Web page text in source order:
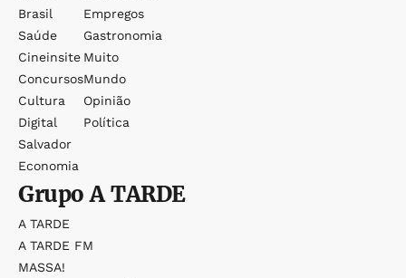
Brasil
Saúde
Cineinsite
Concursos
Cultura
Digital
Salvador
Economia
Empregos
Gastronomia
Muito
Mundo
Opinião
Política
GrupoA TARDE
A TARDE
A TARDE FM
MASSA!